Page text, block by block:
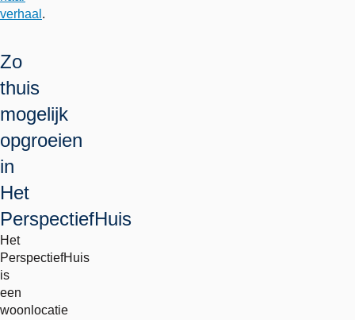
verhaal .
Zo
thuis
mogelijk
opgroeien
in
Het
PerspectiefHuis
Het
PerspectiefHuis
is
een
woonlocatie